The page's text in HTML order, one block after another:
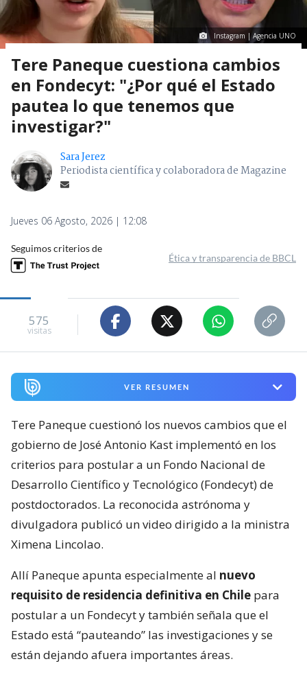
Instagram | Agencia UNO
Tere Paneque cuestiona cambios
en Fondecyt: "¿Por qué el Estado
pautea lo que tenemos que
investigar?"
Sara Jerez
Periodista científica y colaboradora de Magazine
Jueves 06 Agosto, 2026 | 12:08
Seguimos criterios de
Ética y transparencia de BBCL
575
visitas
VER RESUMEN
Tere Paneque cuestionó los nuevos cambios que el
gobierno de José Antonio Kast implementó en los
criterios para postular a un Fondo Nacional de
Desarrollo Científico y Tecnológico (Fondecyt) de
postdoctorados. La reconocida astrónoma y
divulgadora publicó un video dirigido a la ministra
Ximena Lincolao.
Allí Paneque apunta especialmente al nuevo
requisito de residencia definitiva en Chile para
postular a un Fondecyt y también señala que el
Estado está “pauteando” las investigaciones y se
están dejando afuera importantes áreas.